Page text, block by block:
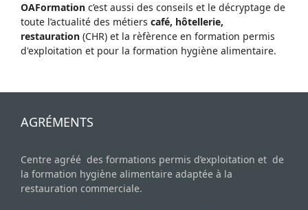
OAFormation c’est aussi des conseils et le décryptage de
toute l’actualité des métiers café, hôtellerie,
restauration (CHR) et la rèfèrence en formation permis
d'exploitation et pour la formation hygiène alimentaire.
AGRÉMENTS
Centre agréé des formations permis d’exploitation et de
la formation hygiène alimentaire adaptée à la
restauration commerciale.